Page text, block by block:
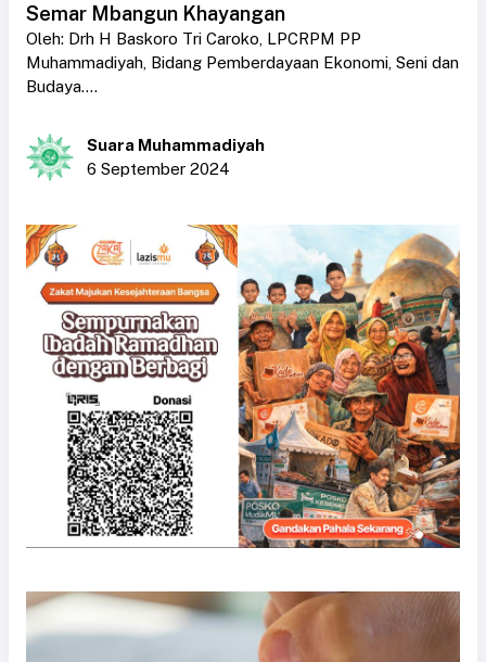
Semar Mbangun Khayangan
Oleh: Drh H Baskoro Tri Caroko, LPCRPM PP
Muhammadiyah, Bidang Pemberdayaan Ekonomi, Seni dan
Budaya....
Suara Muhammadiyah
6 September 2024